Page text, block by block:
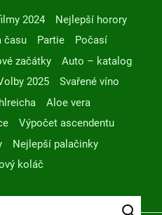
2024
Nejlepší horory
času Partie
Počasí
začátky
Auto – katalog
2025
Svařené víno
Aloe vera
Výpočet ascendentu
Nejlepší palačinky
koláč